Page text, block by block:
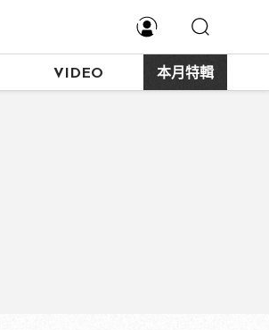
VIDEO 本月特輯